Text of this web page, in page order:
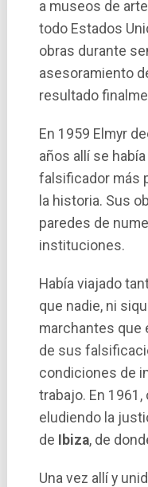
a museos de
todo Estados
obras durante
asesoramiento
resultado
En 1959 Elmyr
años allí­ se
falsificador más
la historia. Sus
paredes de
instituciones.
Había viajado
que nadie, ni
marchantes que
de sus
condiciones de
trabajo. En
eludiendo la
de Ibiza, de
Una vez allí y